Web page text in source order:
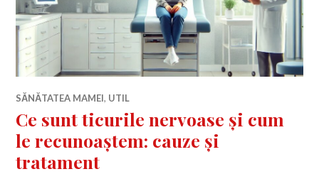
SĂNĂTATEA MAMEI, UTIL
Ce sunt ticurile nervoase și cum
le recunoaștem: cauze și
tratament